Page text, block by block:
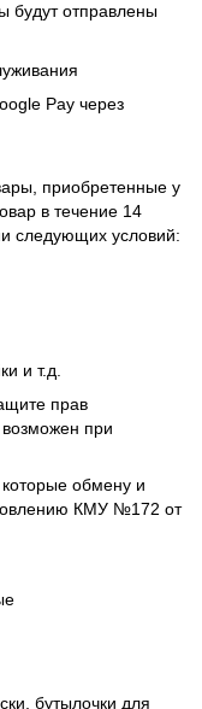
будут отправлены
Pay через
приобретенные у
в течение 14
следующих условий:
и т.д.
прав
при
обмену и
КМУ №172 от
бутылочки для